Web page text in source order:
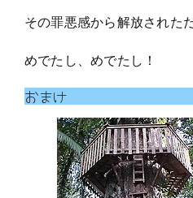
その罪悪感から解放された
めでたし、めでたし！
おまけ